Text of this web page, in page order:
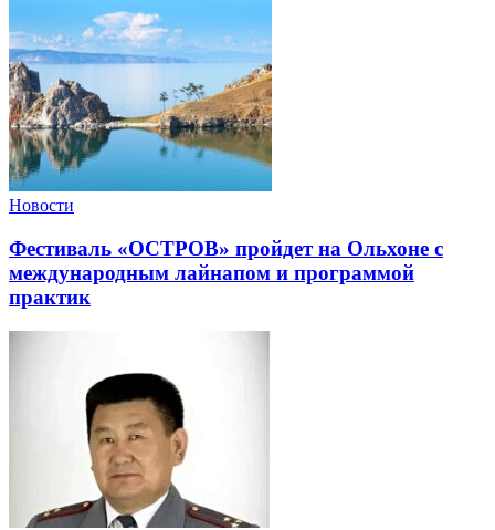
Новости
Фестиваль «ОСТРОВ» пройдет на Ольхоне с
международным лайнапом и программой
практик